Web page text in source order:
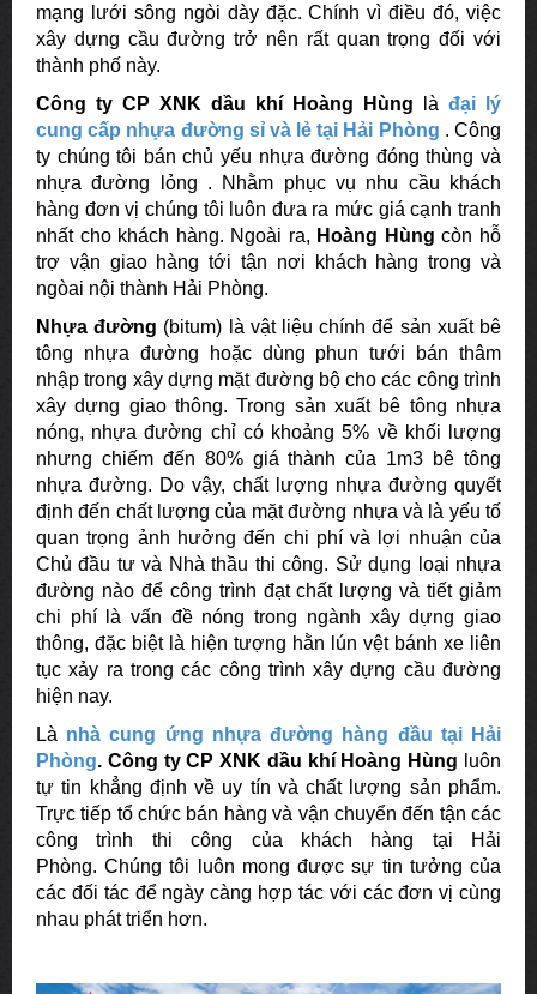
mạng lưới sông ngòi dày đặc. Chính vì điều đó, việc
xây dựng cầu đường trở nên rất quan trọng đối với
thành phố này.
Công ty CP XNK dầu khí Hoàng Hùng là đại lý
cung cấp nhựa đường sỉ và lẻ tại Hải Phòng . Công
ty chúng tôi bán chủ yếu nhựa đường đóng thùng và
nhựa đường lỏng . Nhằm phục vụ nhu cầu khách
hàng đơn vị chúng tôi luôn đưa ra mức giá cạnh tranh
nhất cho khách hàng. Ngoài ra, Hoàng Hùngcòn hỗ
trợ vận giao hàng tới tận nơi khách hàng trong và
ngòai nội thành Hải Phòng.
Nhựa đường (bitum) là vật liệu chính để sản xuất bê
tông nhựa đường hoặc dùng phun tưới bán thâm
nhập trong xây dựng mặt đường bộ cho các công trình
xây dựng giao thông. Trong sản xuất bê tông nhựa
nóng, nhựa đường chỉ có khoảng 5% về khối lượng
nhưng chiếm đến 80% giá thành của 1m3 bê tông
nhựa đường. Do vậy, chất lượng nhựa đường quyết
định đến chất lượng của mặt đường nhựa và là yếu tố
quan trọng ảnh hưởng đến chi phí và lợi nhuận của
Chủ đầu tư và Nhà thầu thi công. Sử dụng loại nhựa
đường nào để công trình đạt chất lượng và tiết giảm
chi phí là vấn đề nóng trong ngành xây dựng giao
thông, đặc biệt là hiện tượng hằn lún vệt bánh xe liên
tục xảy ra trong các công trình xây dựng cầu đường
hiện nay.
Là nhà cung ứng nhựa đường hàng đầu tại Hải
Phòng. Công ty CP XNK dầu khí Hoàng Hùng luôn
tự tin khẳng định về uy tín và chất lượng sản phẩm.
Trực tiếp tổ chức bán hàng và vận chuyển đến tận các
công trình thi công của khách hàng tại Hải
Phòng. Chúng tôi luôn mong được sự tin tưởng của
các đối tác để ngày càng hợp tác với các đơn vị cùng
nhau phát triển hơn.